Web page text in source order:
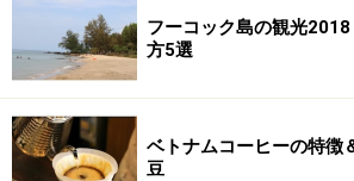
フーコック島の観光
方5選
ベトナムコーヒーの特徴
豆